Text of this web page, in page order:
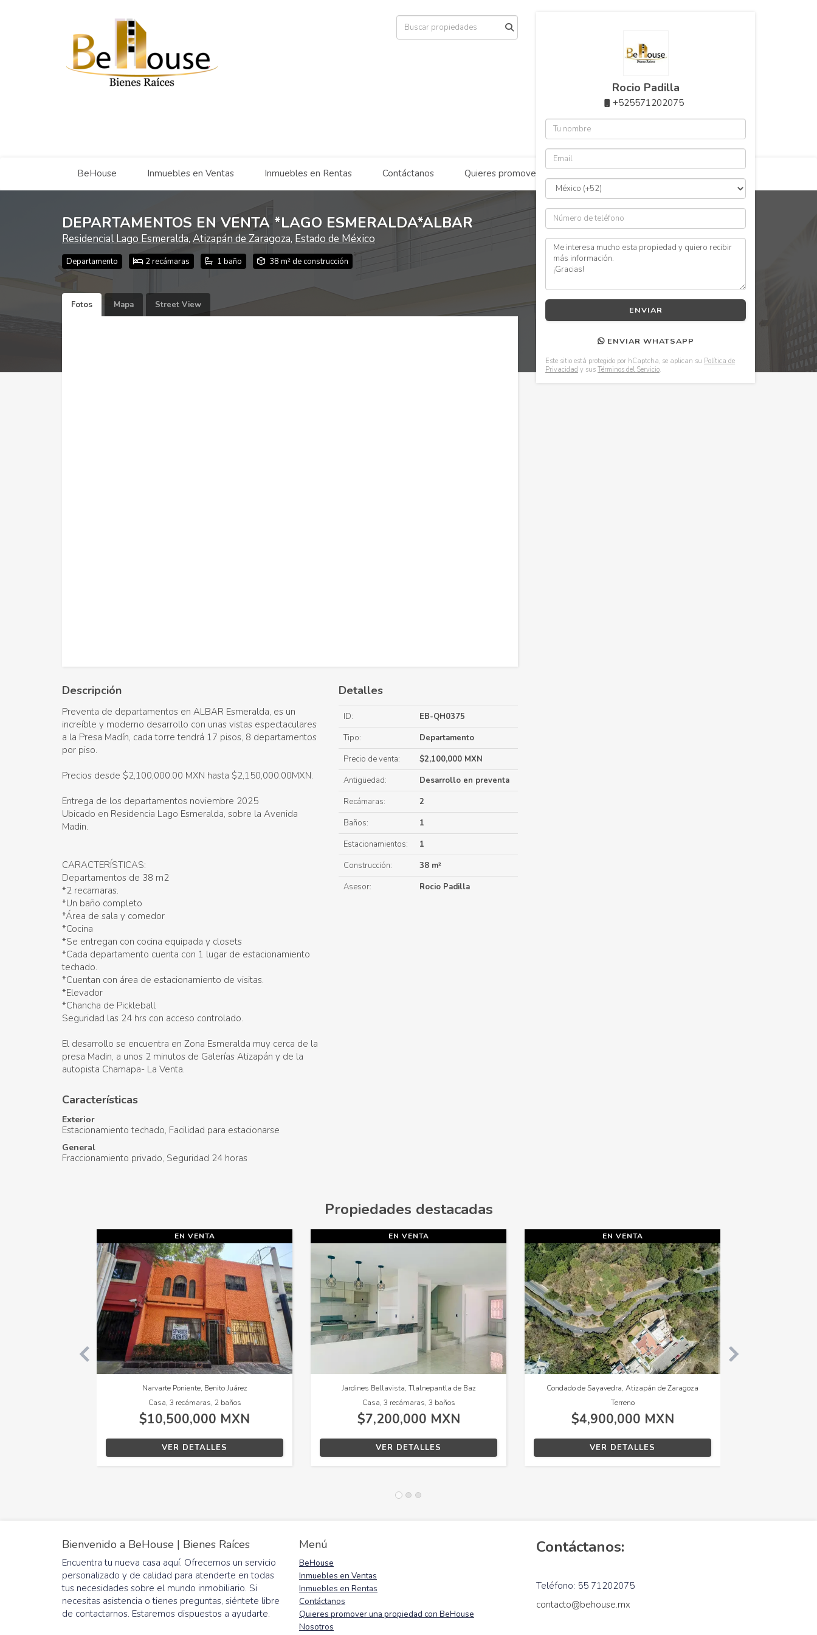
correo: contacto@behouse.mx
www.behouse.mx
BeHouse Inmuebles en Ventas Inmuebles en Rentas Contáctanos Quieres promover una propiedad con BeHouse
DEPARTAMENTOS EN VENTA *LAGO ESMERALDA*ALBAR
Residencial Lago Esmeralda, Atizapán de Zaragoza, Estado de México
Departamento 2 recámaras 1 baño 38 m² de construcción
$2,100,000 MXNen
preventa
Fotos Mapa Street View
Rocio Padilla
+525571202075
ENVIAR WHATSAPP
Este sitio está protegido por hCaptcha, se aplican su Política de
Privacidad y sus Términos del Servicio.
Descripción
Preventa de departamentos en ALBAR Esmeralda, es un
increíble y moderno desarrollo con unas vistas espectaculares
a la Presa Madín, cada torre tendrá 17 pisos, 8 departamentos
por piso.
Precios desde $2,100,000.00 MXN hasta $2,150,000.00MXN.
Entrega de los departamentos noviembre 2025
Ubicado en Residencia Lago Esmeralda, sobre la Avenida
Madin.
CARACTERÍSTICAS:
Departamentos de 38 m2
*2 recamaras.
*Un baño completo
*Área de sala y comedor
*Cocina
*Se entregan con cocina equipada y closets
*Cada departamento cuenta con 1 lugar de estacionamiento
techado.
*Cuentan con área de estacionamiento de visitas.
*Elevador
*Chancha de Pickleball
Seguridad las 24 hrs con acceso controlado.
El desarrollo se encuentra en Zona Esmeralda muy cerca de la
presa Madin, a unos 2 minutos de Galerías Atizapán y de la
autopista Chamapa- La Venta.
Características
Exterior
Estacionamiento techado Facilidad para estacionarse
General
Fraccionamiento privado Seguridad 24 horas
Detalles
ID:
EB-QH0375
Tipo:
Departamento
Precio de venta:
$2,100,000 MXN
Antigüedad:
Desarrollo en preventa
Recámaras:
2
Baños:
1
Estacionamientos:
1
Construcción:
38 m²
Asesor:
Rocio Padilla
Propiedades destacadas
EN VENTA
Narvarte Poniente, Benito Juárez
Casa, 3 recámaras, 2 baños
$10,500,000 MXN
VER DETALLES
EN VENTA
Jardines Bellavista, Tlalnepantla de Baz
Casa, 3 recámaras, 3 baños
$7,200,000 MXN
VER DETALLES
EN VENTA
Condado de Sayavedra, Atizapán de Zaragoza
Terreno
$4,900,000 MXN
VER DETALLES
Bienvenido a BeHouse | Bienes Raíces
Encuentra tu nueva casa aquí. Ofrecemos un servicio
personalizado y de calidad para atenderte en todas
tus necesidades sobre el mundo inmobiliario. Si
necesitas asistencia o tienes preguntas, siéntete libre
de contactarnos. Estaremos dispuestos a ayudarte.
Menú
BeHouse
Inmuebles en Ventas
Inmuebles en Rentas
Contáctanos
Quieres promover una propiedad con BeHouse
Nosotros
Contáctanos:
Teléfono: 55 71202075
contacto@behouse.mx